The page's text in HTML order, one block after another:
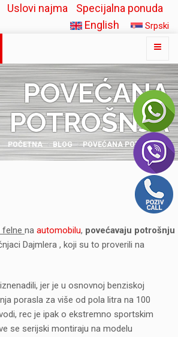
Uslovi najma
Specijalna ponuda
English
Srpski
POVEĆANA
POTROŠNJA
POČETNA BLOG POVEĆANA POTROŠNJA
felne na automobilu, povećavaju potrošnju
Dajmlera , koji su to proverili na
jer je u osnovnoj benziskoj
porasla za više od pola litra na 100
rec je ipak o ekstremno sportskim
se serijski montiraju na modelu